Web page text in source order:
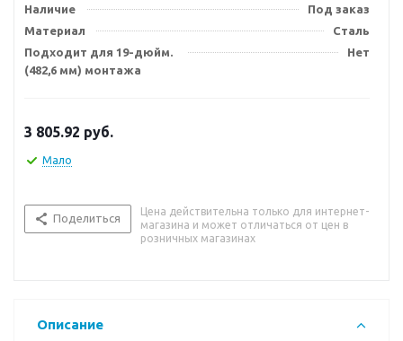
Наличие
Под заказ
Материал
Сталь
Подходит для 19-дюйм.
(482,6 мм) монтажа
Нет
3 805.92 руб.
Мало
Поделиться
Цена действительна только для интернет-
магазина и может отличаться от цен в
розничных магазинах
Описание